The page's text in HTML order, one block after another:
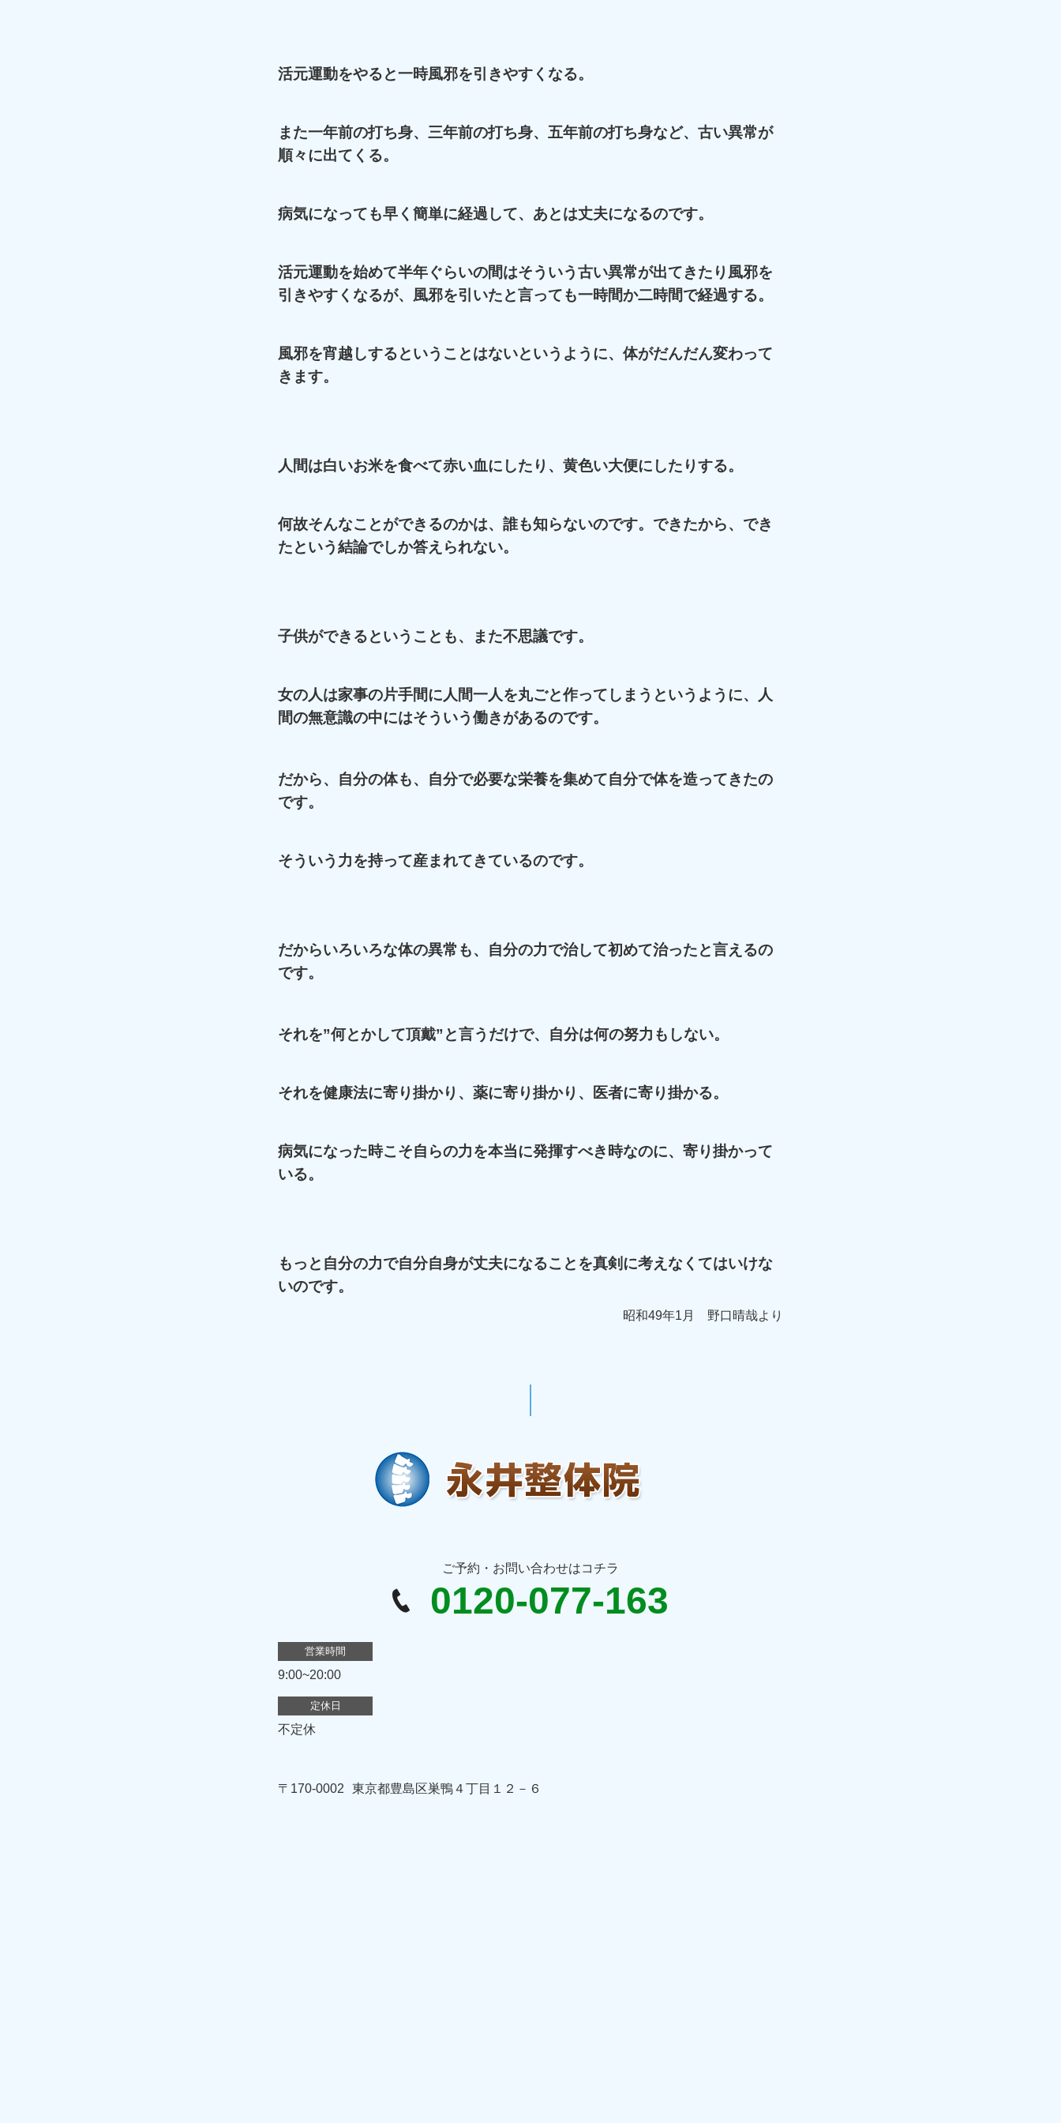
活元運動をやると一時風邪を引きやすくなる。
また一年前の打ち身、三年前の打ち身、五年前の打ち身など、古い異常が
順々に出てくる。
病気になっても早く簡単に経過して、あとは丈夫になるのです。
活元運動を始めて半年ぐらいの間はそういう古い異常が出てきたり風邪を
引きやすくなるが、風邪を引いたと言っても一時間か二時間で経過する。
風邪を宵越しするということはないというように、体がだんだん変わって
きます。
人間は白いお米を食べて赤い血にしたり、黄色い大便にしたりする。
何故そんなことができるのかは、誰も知らないのです。できたから、でき
たという結論でしか答えられない。
子供ができるということも、また不思議です。
女の人は家事の片手間に人間一人を丸ごと作ってしまうというように、人
間の無意識の中にはそういう働きがあるのです。
だから、自分の体も、自分で必要な栄養を集めて自分で体を造ってきたの
です。
そういう力を持って産まれてきているのです。
だからいろいろな体の異常も、自分の力で治して初めて治ったと言えるの
です。
それを”何とかして頂戴”と言うだけで、自分は何の努力もしない。
それを健康法に寄り掛かり、薬に寄り掛かり、医者に寄り掛かる。
病気になった時こそ自らの力を本当に発揮すべき時なのに、寄り掛かって
いる。
もっと自分の力で自分自身が丈夫になることを真剣に考えなくてはいけな
いのです。
昭和49年1月 野口晴哉より
ご予約・お問い合わせはコチラ
0120-077-163
営業時間
9:00~20:00
定休日
不定休
〒170-0002 東京都豊島区巣鴨４丁目１２－６